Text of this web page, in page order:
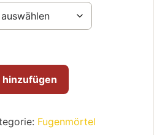
Fugenmörtel